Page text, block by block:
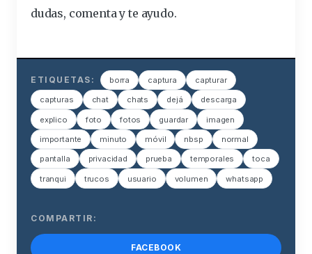
dudas, comenta y te ayudo.
ETIQUETAS: borra captura capturar
capturas chat chats dejá descarga
explico foto fotos guardar imagen
importante minuto móvil nbsp normal
pantalla privacidad prueba temporales toca
tranqui trucos usuario volumen whatsapp
COMPARTIR:
FACEBOOK